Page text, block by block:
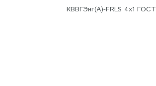
КВВГЭнг(А)-FRLS 4х1 ГОСТ